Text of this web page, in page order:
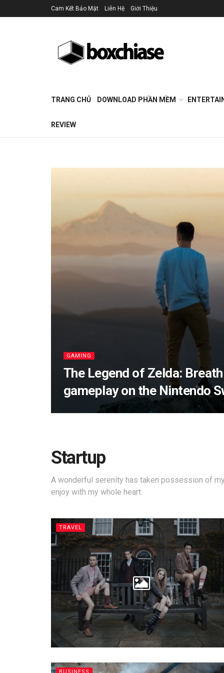
Cam Kết Bảo Mật Liên Hệ Giới Thiệu
TRANG CHỦ DOWNLOAD PHẦN MỀM
REVIEW
GAMING
The Legend of Zelda:
gameplay on the Nintendo
Startup
A wonderful serenity has taken possession of
enjoy with my whole heart.
TRAVEL
BUSINESS